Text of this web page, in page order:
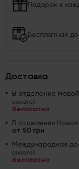
Подарок к
Бесплатная
Доставка
В отделение
оплате)
бесплатно
В отделения
от 50 грн
Международная
оплате)
бесплатно